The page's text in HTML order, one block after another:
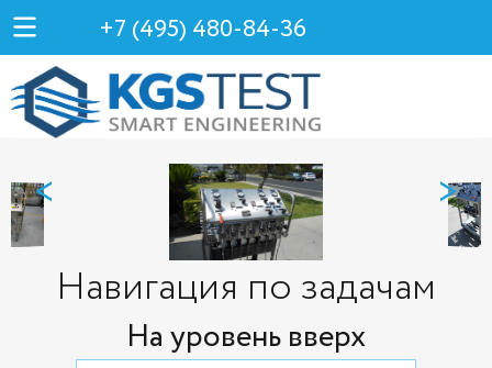
+7 (495) 480-84-36
< >
Навигация по задачам
На уровень вверх